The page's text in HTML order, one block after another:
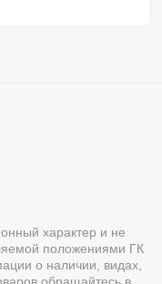
характер и не
положениями ГК
о наличии, видах,
обращайтесь в